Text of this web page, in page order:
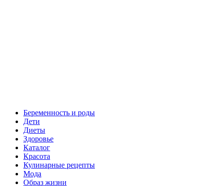
Беременность и роды
Дети
Диеты
Здоровье
Каталог
Красота
Кулинарные рецепты
Мода
Образ жизни